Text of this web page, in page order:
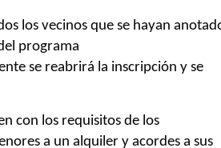
los vecinos que se hayan
programa
se reabrirá la inscripción y se
con los requisitos de los
a un alquiler y acordes a sus